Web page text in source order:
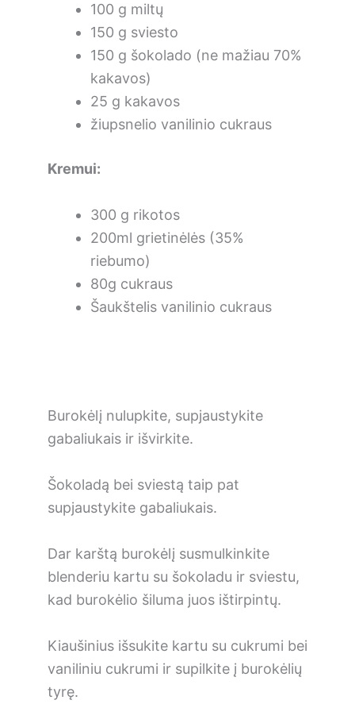
100 g miltų
150 g sviesto
150 g šokolado (ne mažiau 70%
kakavos)
25 g kakavos
žiupsnelio vanilinio cukraus
Kremui:
300 g rikotos
200ml grietinėlės (35%
riebumo)
80g cukraus
Šaukštelis vanilinio cukraus
Burokėlį nulupkite, supjaustykite
gabaliukais ir išvirkite.
Šokoladą bei sviestą taip pat
supjaustykite gabaliukais.
Dar karštą burokėlį susmulkinkite
blenderiu kartu su šokoladu ir sviestu,
kad burokėlio šiluma juos ištirpintų.
Kiaušinius išsukite kartu su cukrumi bei
vaniliniu cukrumi ir supilkite į burokėlių
tyrę.